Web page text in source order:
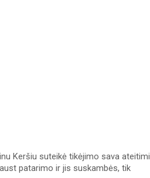
Keršiu suteikė tikėjimo sava ateitimi.
patarimo ir jis suskambės, tik